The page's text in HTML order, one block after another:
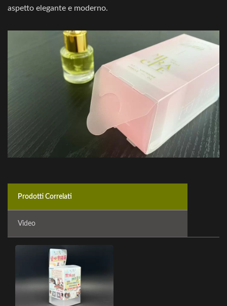
aspetto elegante e moderno.
Prodotti Correlati
Video